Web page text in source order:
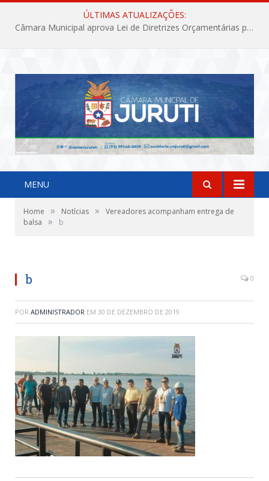
ÚLTIMAS ATUALIZAÇÕES:
Câmara Municipal aprova Lei de Diretrizes Orçamentárias para o exercício financeiro de 2027
MENU
Home » Notícias »
Vereadores acompanham entrega de
balsa
» b
b 0
POR ADMINISTRADOR EM 30 DE DEZEMBRO DE 2019